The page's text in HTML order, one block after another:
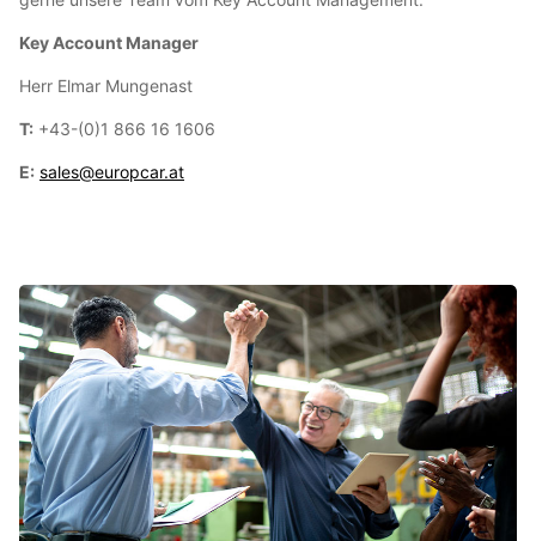
Key Account Manager
Herr Elmar Mungenast
T: +43-(0)1 866 16 1606
E: sales@europcar.at